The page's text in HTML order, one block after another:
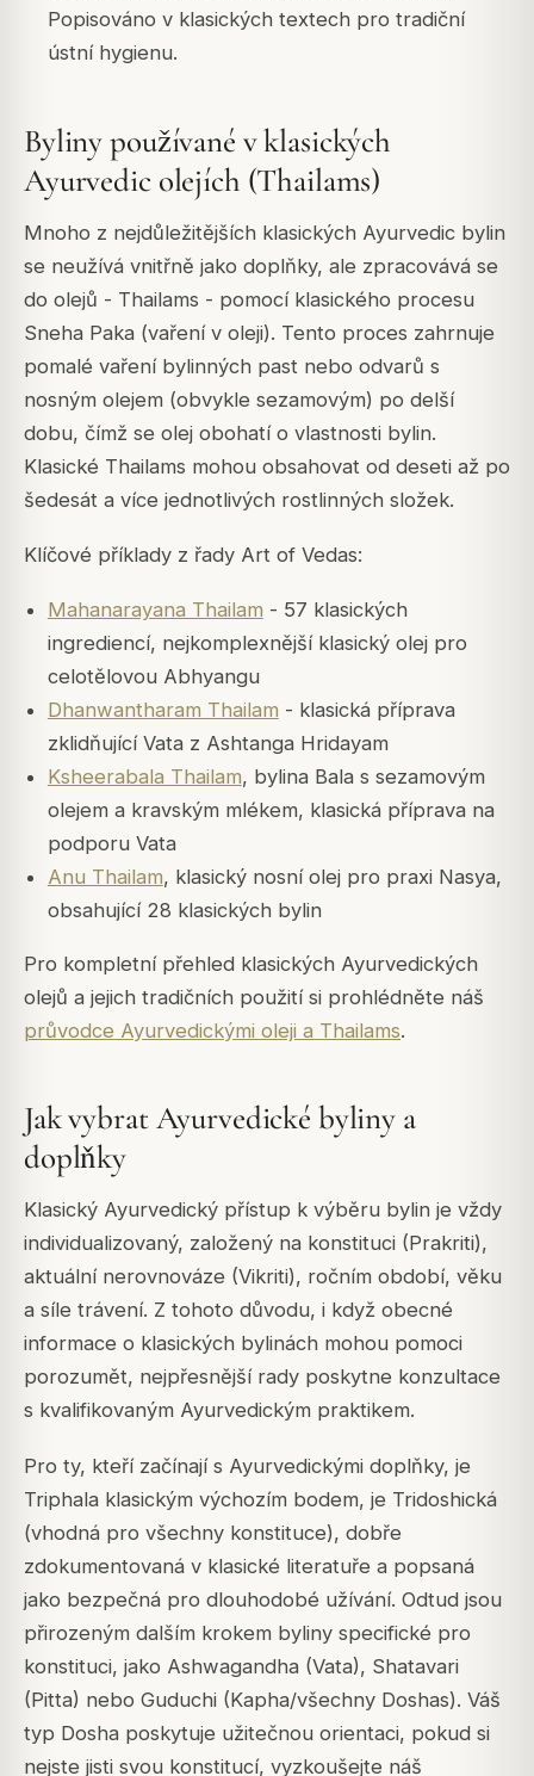
Popisováno v klasických textech pro tradiční
ústní hygienu.
Byliny používané v klasických
Ayurvedic olejích (Thailams)
Mnoho z nejdůležitějších klasických Ayurvedic bylin
se neužívá vnitřně jako doplňky, ale zpracovává se
do olejů - Thailams - pomocí klasického procesu
Sneha Paka (vaření v oleji). Tento proces zahrnuje
pomalé vaření bylinných past nebo odvarů s
nosným olejem (obvykle sezamovým) po delší
dobu, čímž se olej obohatí o vlastnosti bylin.
Klasické Thailams mohou obsahovat od deseti až po
šedesát a více jednotlivých rostlinných složek.
Klíčové příklady z řady Art of Vedas:
Mahanarayana Thailam - 57 klasických
ingrediencí, nejkomplexnější klasický olej pro
celotělovou Abhyangu
Dhanwantharam Thailam - klasická příprava
zklidňující Vata z Ashtanga Hridayam
Ksheerabala Thailam, bylina Bala s sezamovým
olejem a kravským mlékem, klasická příprava na
podporu Vata
Anu Thailam, klasický nosní olej pro praxi Nasya,
obsahující 28 klasických bylin
Pro kompletní přehled klasických Ayurvedických
olejů a jejich tradičních použití si prohlédněte náš
průvodce Ayurvedickými oleji a Thailams.
Jak vybrat Ayurvedické byliny a
doplňky
Klasický Ayurvedický přístup k výběru bylin je vždy
individualizovaný, založený na konstituci (Prakriti),
aktuální nerovnováze (Vikriti), ročním období, věku
a síle trávení. Z tohoto důvodu, i když obecné
informace o klasických bylinách mohou pomoci
porozumět, nejpřesnější rady poskytne konzultace
s kvalifikovaným Ayurvedickým praktikem.
Pro ty, kteří začínají s Ayurvedickými doplňky, je
Triphala klasickým výchozím bodem, je Tridoshická
(vhodná pro všechny konstituce), dobře
zdokumentovaná v klasické literatuře a popsaná
jako bezpečná pro dlouhodobé užívání. Odtud jsou
přirozeným dalším krokem byliny specifické pro
konstituci, jako Ashwagandha (Vata), Shatavari
(Pitta) nebo Guduchi (Kapha/všechny Doshas). Váš
typ Dosha poskytuje užitečnou orientaci, pokud si
nejste jisti svou konstitucí, vyzkoušejte náš